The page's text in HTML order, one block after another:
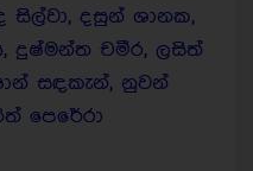
සිල්වා, දසුන් ශානක,
දුෂ්මන්ත චමීර, ලසිත්
සඳකැන්, නුවන්
පෙරේරා